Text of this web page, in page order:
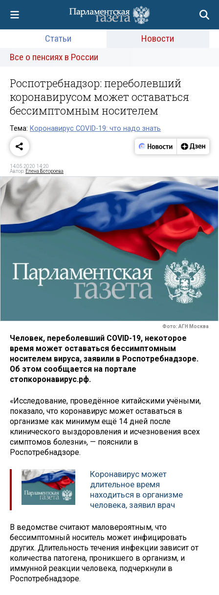
Статьи
Новости
Все о пенсиях в России
Роспотребнадзор: переболевший
коронавирусом может оставаться
бессимптомным носителем
Тема: Коронавирус COVID-19: что надо знать
14.05.2020 14:20
Автор: Елена Ботороева
Фото: АГН Москва
Человек, переболевший COVID-19, некоторое
время может оставаться бессимптомным
носителем вируса, заявили в Роспотребнадзоре.
Об этом сообщается на портале
стопкоронавирус.рф.
«Исследование, проведённое китайскими учёными,
показало, что коронавирус может оставаться в
организме как минимум ещё 14 дней после
клинического выздоровления и исчезновения всех
симптомов болезни», — пояснили в
Роспотребнадзоре.
Коронавирус может
длительное время
находиться в организме
человека, заявил врач
В ведомстве считают маловероятным, что
бессимптомный носитель может инфицировать
других. Длительность течения инфекции зависит от
количества патогена, проникшего в организм, и
иммунной реакции человека, подчеркнули в
Роспотребнадзоре.